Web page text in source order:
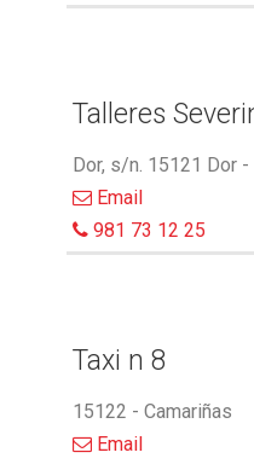
Talleres
Dor, s/n. 15121 Dor
Email
981 73 12 25
Taxi n 8
15122 - Camariñas
Email